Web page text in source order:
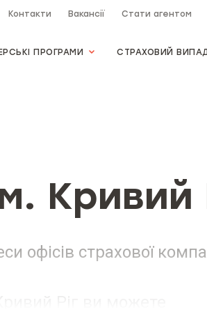
Контакти Вакансії Стати агентом
ПРОГРАМИ СТРАХОВИЙ
Кривий
офісів страхової